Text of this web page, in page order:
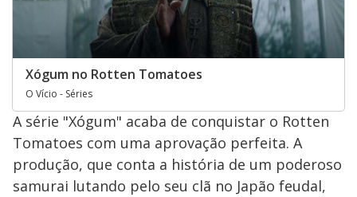
Xógum no Rotten Tomatoes
O Vício - Séries
A série "Xógum" acaba de conquistar o Rotten
Tomatoes com uma aprovação perfeita. A
produção, que conta a história de um poderoso
samurai lutando pelo seu clã no Japão feudal,